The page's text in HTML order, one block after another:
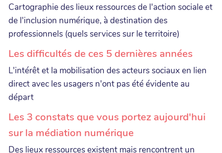
Cartographie des lieux ressources de l'action sociale et
de l'inclusion numérique, à destination des
professionnels (quels services sur le territoire)
Les difficultés de ces 5 dernières années
L'intérêt et la mobilisation des acteurs sociaux en lien
direct avec les usagers n'ont pas été évidente au
départ
Les 3 constats que vous portez aujourd'hui
sur la médiation numérique
Des lieux ressources existent mais rencontrent un